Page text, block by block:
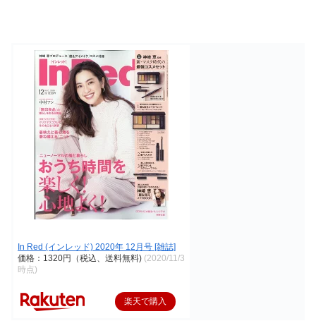
In Red (インレッド) 2020年 12月号 [雑誌]
価格：1320円（税込、送料無料) (2020/11/3
時点)
楽天で購入